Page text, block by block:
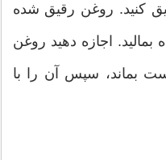
کنید. روغن رقیق شده
بمالید. اجازه دهید روغن
روی پوست بماند، سپس آن را با